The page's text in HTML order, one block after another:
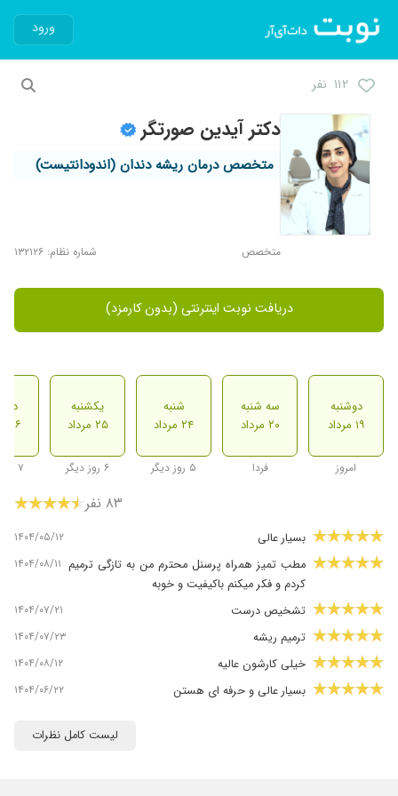
ورود
۱۱۲ نفر
دکتر آیدین صورتگر
متخصص درمان ریشه دندان (اندودانتیست)
متخصص شماره نظام: ۱۳۲۱۲۶
دریافت نوبت اینترنتی (بدون کارمزد)
دوشنبه
۱۹ مرداد
امروز
سه شنبه
۲۰ مرداد
فردا
شنبه
۲۴ مرداد
۵ روز دیگر
یکشنبه
۲۵ مرداد
۶ روز دیگر
۲۶ مرداد
۷ روز دیگر
۸۳ نفر
بسیار عالی ۱۴۰۴/۰۵/۱۲
مطب تمیز همراه پرسنل محترم من به تازگی ترمیم
کردم و فکر میکنم باکیفیت و خوبه
۱۴۰۴/۰۸/۱۱
تشخیص درست ۱۴۰۴/۰۷/۲۱
ترمیم ریشه ۱۴۰۴/۰۷/۲۳
خیلی کارشون عالیه ۱۴۰۴/۰۸/۱۲
بسیار عالی و حرفه ای هستن ۱۴۰۴/۰۶/۲۲
۱۴۰۴/۰۹/۱۴
لیست کامل نظرات